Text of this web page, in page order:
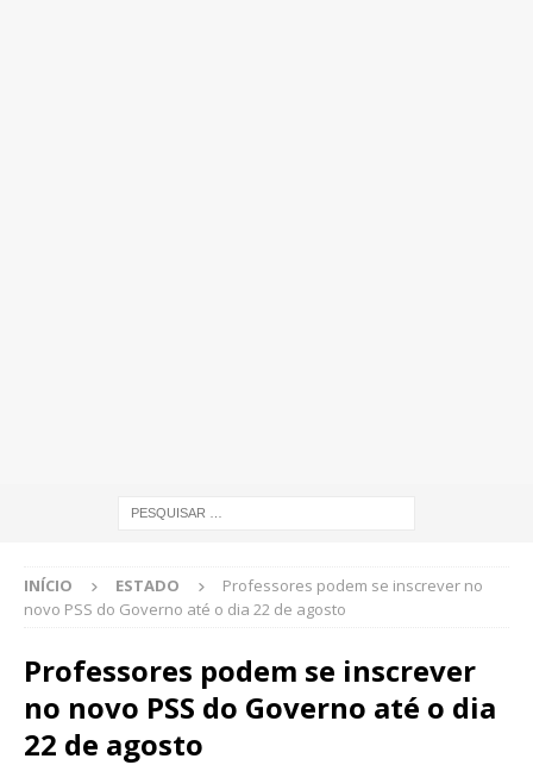
INÍCIO ESTADO
Professores podem se inscrever no
novo PSS do Governo até o dia 22 de agosto
Professores podem se inscrever
no novo PSS do Governo até o dia
22 de agosto